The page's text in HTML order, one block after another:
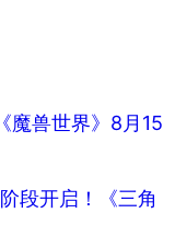
魔兽世界》8月15
段开启！《三角